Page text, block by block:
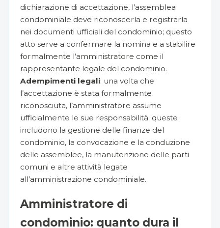
dichiarazione di accettazione, l’assemblea
condominiale deve riconoscerla e registrarla
nei documenti ufficiali del condominio; questo
atto serve a confermare la nomina e a stabilire
formalmente l’amministratore come il
rappresentante legale del condominio.
Adempimenti legali: una volta che
l’accettazione è stata formalmente
riconosciuta, l’amministratore assume
ufficialmente le sue responsabilità; queste
includono la gestione delle finanze del
condominio, la convocazione e la conduzione
delle assemblee, la manutenzione delle parti
comuni e altre attività legate
all’amministrazione condominiale.
Amministratore di
condominio: quanto dura il